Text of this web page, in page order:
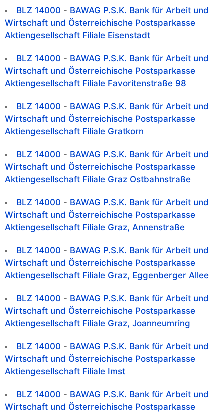
BLZ 14000 - BAWAG P.S.K. Bank für Arbeit und
Wirtschaft und Österreichische Postsparkasse
Aktiengesellschaft Filiale Eisenstadt
BLZ 14000 - BAWAG P.S.K. Bank für Arbeit und
Wirtschaft und Österreichische Postsparkasse
Aktiengesellschaft Filiale Favoritenstraße 98
BLZ 14000 - BAWAG P.S.K. Bank für Arbeit und
Wirtschaft und Österreichische Postsparkasse
Aktiengesellschaft Filiale Gratkorn
BLZ 14000 - BAWAG P.S.K. Bank für Arbeit und
Wirtschaft und Österreichische Postsparkasse
Aktiengesellschaft Filiale Graz Ostbahnstraße
BLZ 14000 - BAWAG P.S.K. Bank für Arbeit und
Wirtschaft und Österreichische Postsparkasse
Aktiengesellschaft Filiale Graz, Annenstraße
BLZ 14000 - BAWAG P.S.K. Bank für Arbeit und
Wirtschaft und Österreichische Postsparkasse
Aktiengesellschaft Filiale Graz, Eggenberger Allee
BLZ 14000 - BAWAG P.S.K. Bank für Arbeit und
Wirtschaft und Österreichische Postsparkasse
Aktiengesellschaft Filiale Graz, Joanneumring
BLZ 14000 - BAWAG P.S.K. Bank für Arbeit und
Wirtschaft und Österreichische Postsparkasse
Aktiengesellschaft Filiale Imst
BLZ 14000 - BAWAG P.S.K. Bank für Arbeit und
Wirtschaft und Österreichische Postsparkasse